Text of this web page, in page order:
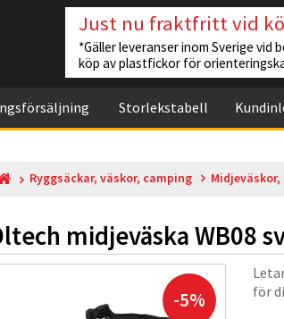
Just nu fraktfritt vid
*Gäller leveranser inom Sverige vid
köp av plastfickor för
Storlekstabell
Ryggsäckar, väskor, camping
midjeväska WB08
-5%
för